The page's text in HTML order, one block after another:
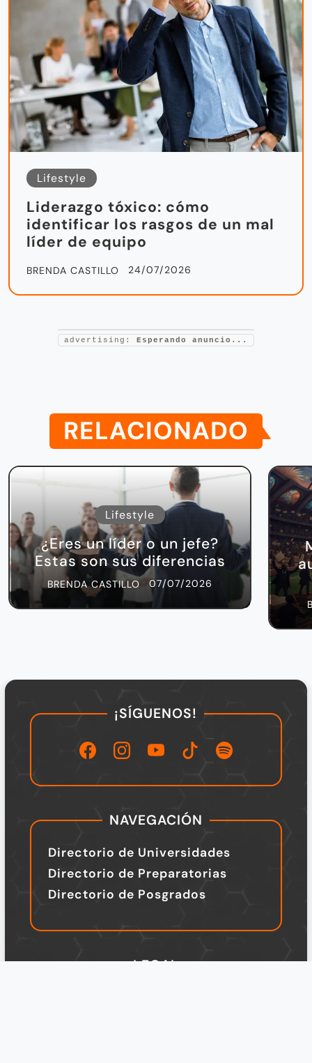
Lifestyle
Liderazgo tóxico: cómo
identificar los rasgos de un mal
líder de equipo
BRENDA CASTILLO 24/07/2026
advertising: Esperando anuncio...
RELACIONADO
Lifestyle
¿Eres un líder o un jefe?
Estas son sus diferencias
BRENDA CASTILLO 07/07/2026
¡SÍGUENOS!
NAVEGACIÓN
Directorio de Universidades
Directorio de Preparatorias
Directorio de Posgrados
LEGAL